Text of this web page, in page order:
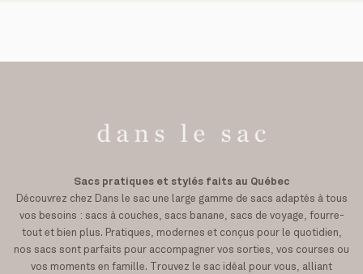
Sacs pratiques et stylés faits au Québec
Découvrez chez Dans le sac une large gamme de sacs adaptés à tous
vos besoins : sacs à couches, sacs banane, sacs de voyage, fourre-
tout et bien plus. Pratiques, modernes et conçus pour le quotidien,
nos sacs sont parfaits pour accompagner vos sorties, vos courses ou
vos moments en famille. Trouvez le sac idéal pour vous, alliant